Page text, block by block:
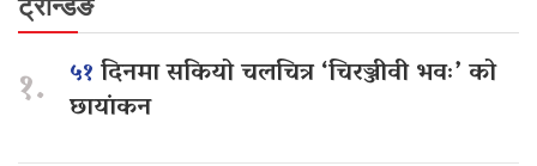
ट्रेन्डिङ
१. ५१दिनमा सकियो चलचित्र ‘चिरञ्जीवी भवः’ को
छायांकन